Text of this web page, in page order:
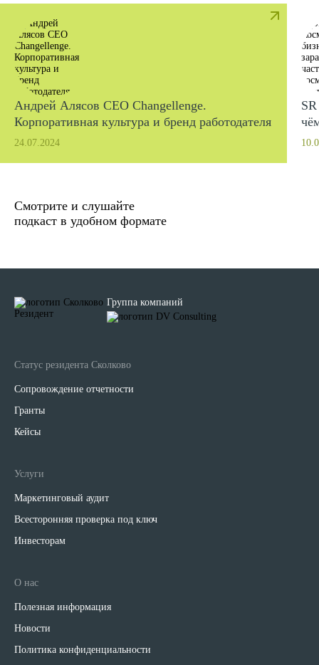
Андрей Алясов CEO Changellenge.
Корпоративная культура и бренд работодателя
24.07.2024
Смотрите и слушайте
подкаст в удобном формате
Группа компаний
Статус резидента Сколково
Сопровождение отчетности
Гранты
Кейсы
Услуги
Маркетинговый аудит
Всесторонняя проверка под ключ
Инвесторам
О нас
Полезная информация
Новости
Политика конфиденциальности